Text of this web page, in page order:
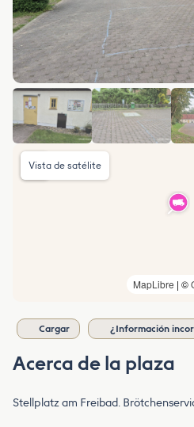
MapLibre | ©
Vista de satélite
Cargar ¿Información
Acerca de la plaza
Stellplatz am Freibad.